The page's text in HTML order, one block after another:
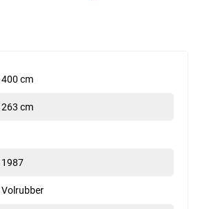
400 cm
263 cm
1987
Volrubber